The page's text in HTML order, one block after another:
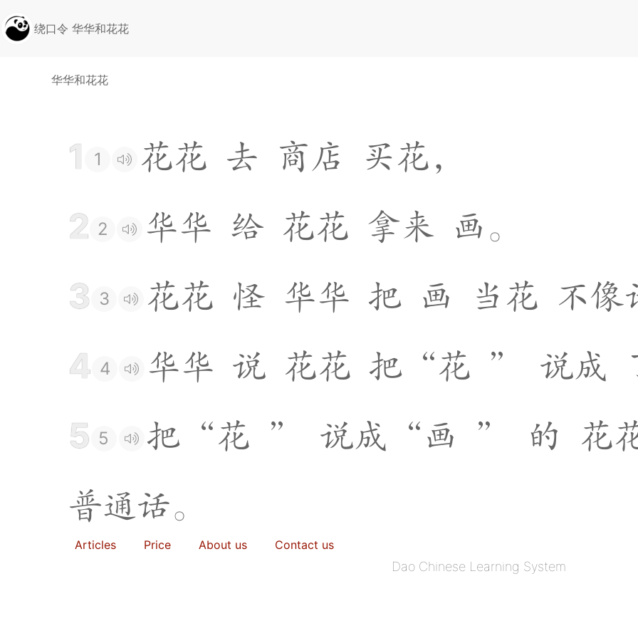
绕口令 华华和花花
华华和花花
1 1 花花 去 商店 买花，
2 2 华华 给 花花 拿来 画 。
3 3 花花 怪 华华 把 画 当 花 不像
4 4 华华 说 花花 把 “花 ” 说成
5 5 把 “花 ” 说成 “画 ” 的 花
普通话。
Articles Price About us Contact us
Dao Chinese Learning System